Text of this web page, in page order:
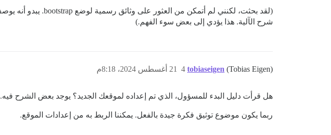
(لقد بحثت، لكنني لم أتمكن من العثور على وثائق رسمية لوضع bootstrap. يبدو أنه يوصف عادةً في المنشورات هنا بأنه
شرح الآلية. هذا يؤدي إلى بعض سوء الفهم.)
tobiaseigen (Tobias Eigen) 21 أغسطس 2024، 8:18م 4
هل قرأت دليل البدء للمسؤول، الذي تم إعداده لموقعك الجديد؟ يوجد بعض الشرح فيه.
ربما يكون موضوع توثيق فكرة جيدة بالفعل. يمكننا الربط به من إعدادات الموقع.